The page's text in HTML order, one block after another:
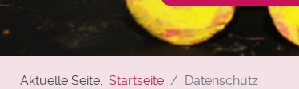
Aktuelle Seite: Startseite Datenschutz